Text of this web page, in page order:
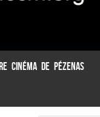
CINÉMA DE PÉZENAS